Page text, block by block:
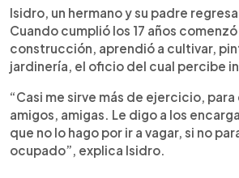
Isidro, un hermano y su padre
Cuando cumplió los 17 años
construcción, aprendió a cultivar,
jardinería, el oficio del cual percibe
“Casi me sirve más de ejercicio,
amigos, amigas. Le digo a los
que no lo hago por ir a vagar, si no
ocupado”, explica Isidro.